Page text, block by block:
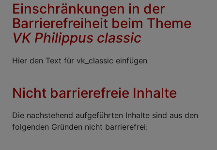
Einschränkungen in der
Barrierefreiheit beim Theme
VK Philippus classic
Hier den Text für vk_classic einfügen
Nicht barrierefreie Inhalte
Die nachstehend aufgeführten Inhalte sind aus den
folgenden Gründen nicht barrierefrei: